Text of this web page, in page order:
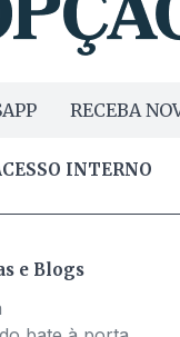
RECEBA
INTERNO
e Blogs